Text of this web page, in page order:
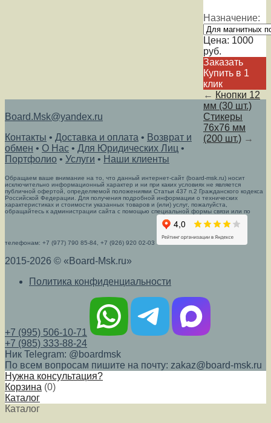
Назначение:
Цена: 1000
руб.
Заказать
Купить в 1
клик
← Кнопки 12
мм (30 шт.)
Стикеры
76х76 мм
(200 шт.) →
Board.Msk@yandex.ru
Контакты • Доставка и оплата • Возврат и
обмен • О Нас • Для Юридических Лиц •
Портфолио • Услуги • Наши клиенты
Обращаем ваше внимание на то, что данный интернет-сайт (board-msk.ru) носит
исключительно информационный характер и ни при каких условиях не является
публичной офертой, определяемой положениями Статьи 437 п.2 Гражданского кодекса
Российской Федерации. Для получения подробной информации о технических
характеристиках и стоимости указанных товаров и (или) услуг, пожалуйста,
обращайтесь к администрации сайта с помощью специальной формы связи или по
телефонам: +7 (977) 790 85-84, +7 (926) 920 02-03
2015-2026 © «Board-Msk.ru»
Политика конфиденциальности
+7 (995) 506-10-71
+7 (985) 333-88-24
Ник Telegram: @boardmsk
По всем вопросам пишите на почту: zakaz@board-msk.ru
Нужна консультация?
Корзина (0)
Каталог
Каталог